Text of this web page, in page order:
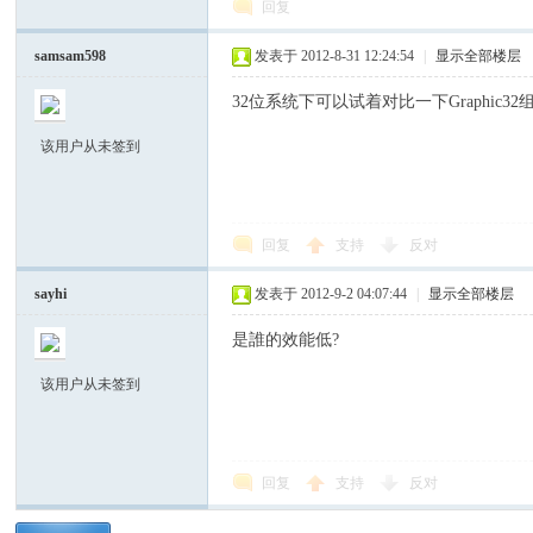
回复
samsam598
该用户从未签到
发表于 2012-8-31 12:24:54 显示全部楼层
32位系统下可以试着对比一下Graphic32
回复 支持 反对
sayhi
该用户从未签到
发表于 2012-9-2 04:07:44 显示全部楼层
是誰的效能低?
回复 支持 反对